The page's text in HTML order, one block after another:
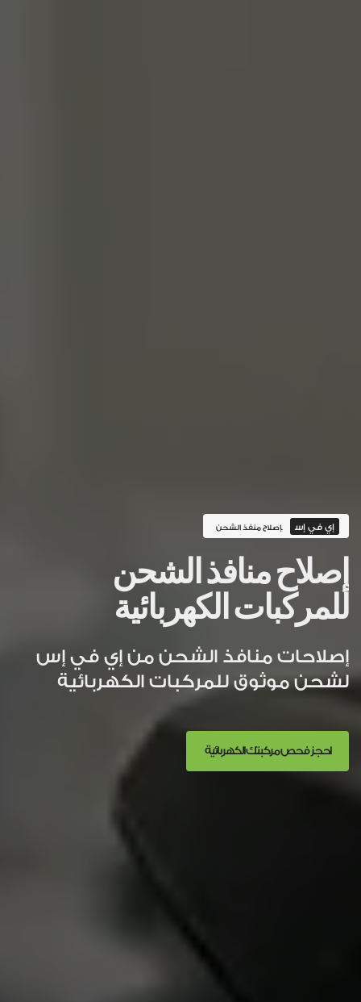
إي في إس إصلاح منفذ الشحن
إصلاح منافذ الشحن
للمركبات الكهربائية
إصلاحات منافذ الشحن من إي في إس
لشحن موثوق للمركبات الكهربائية
احجز فحص مركبتك الكهربائية